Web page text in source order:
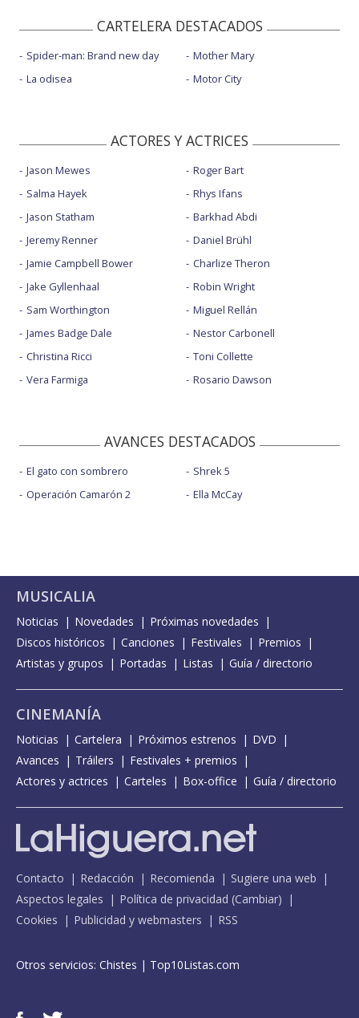
CARTELERA DESTACADOS
Spider-man: Brand new day
La odisea
Mother Mary
Motor City
ACTORES Y ACTRICES
Jason Mewes
Salma Hayek
Jason Statham
Jeremy Renner
Jamie Campbell Bower
Jake Gyllenhaal
Sam Worthington
James Badge Dale
Christina Ricci
Vera Farmiga
Roger Bart
Rhys Ifans
Barkhad Abdi
Daniel Brühl
Charlize Theron
Robin Wright
Miguel Rellán
Nestor Carbonell
Toni Collette
Rosario Dawson
AVANCES DESTACADOS
El gato con sombrero
Operación Camarón 2
Shrek 5
Ella McCay
MUSICALIA
Noticias Novedades
Próximas novedades
Discos históricos
Canciones Festivales
Premios
Artistas y grupos
Portadas Listas Guía / directorio
CINEMANÍA
Noticias Cartelera Próximos estrenos
DVD
Avances
Tráilers
Festivales + premios
Actores y actrices
Carteles Box-office Guía / directorio
Contacto Redacción Recomienda
Sugiere una web
Aspectos legales
Política de privacidad (Cambiar)
Cookies
Publicidad y webmasters RSS
Otros servicios: Chistes | Top10Listas.com